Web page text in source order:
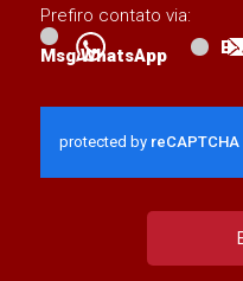
Prefiro contato via:
Msg WhatsApp